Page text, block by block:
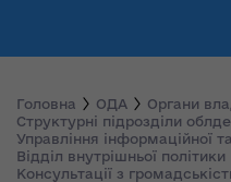
Головна ОДА
Органи
Структурні підрозділи
Управління інформаційної
Відділ внутрішньої політики
Консультації з